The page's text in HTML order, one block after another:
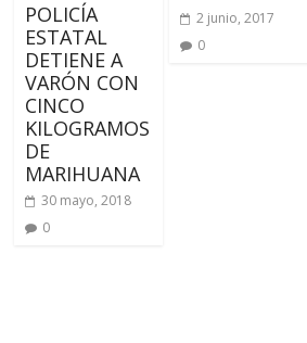
POLICÍA
ESTATAL
DETIENE A
VARÓN CON
CINCO
KILOGRAMOS
DE
MARIHUANA
30 mayo, 2018
0
2 junio, 2017
0